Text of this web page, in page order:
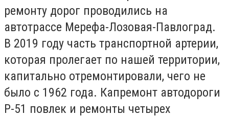
ремонту дорог проводились на
автотрассе Мерефа-Лозовая-Павлоград.
В 2019 году часть транспортной артерии,
которая пролегает по нашей территории,
капитально отремонтировали, чего не
было с 1962 года. Капремонт автодороги
Р-51 повлек и ремонты четырех